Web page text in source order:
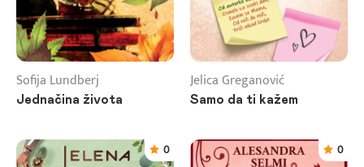
Sofija Lundberj
Jednačina života
Jelica Greganović
Samo da ti kažem
0 0